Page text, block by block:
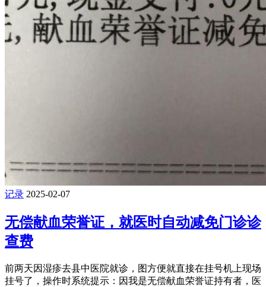
记录 2025-02-07
无偿献血荣誉证，就医时自动减免门诊诊
查费
前两天因湿疹去县中医院就诊，图方便就直接在挂号机上现场
挂号了，操作时系统提示：因我是无偿献血荣誉证持有者，医